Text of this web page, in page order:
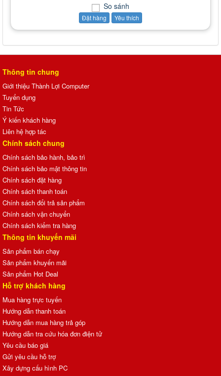
So sánh
Đặt hàng Yêu thích
Thông tin chung
Giới thiệu Thành Lợi Computer
Tuyển dụng
Tin Tức
Ý kiến khách hàng
Liên hệ hợp tác
Chính sách chung
Chính sách bảo hành, bảo trì
Chính sách bảo mật thông tin
Chính sách đặt hàng
Chính sách thanh toán
Chính sách đổi trả sản phẩm
Chính sách vận chuyển
Chính sách kiểm tra hàng
Thông tin khuyến mãi
Sản phẩm bán chạy
Sản phẩm khuyến mãi
Sản phẩm Hot Deal
Hỗ trợ khách hàng
Mua hàng trực tuyến
Hướng dẫn thanh toán
Hướng dẫn mua hàng trả góp
Hướng dẫn tra cứu hóa đơn điện tử
Yêu cầu báo giá
Gửi yêu cầu hỗ trợ
Xây dựng cấu hình PC